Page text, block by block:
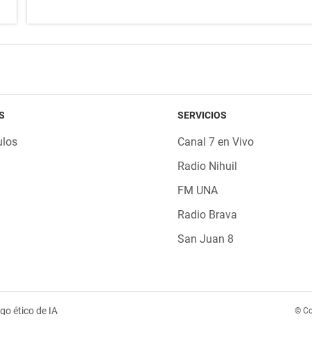
SERVICIOS
Canal 7 en Vivo
Radio Nihuil
FM UNA
Radio Brava
San Juan 8
ético de IA ©